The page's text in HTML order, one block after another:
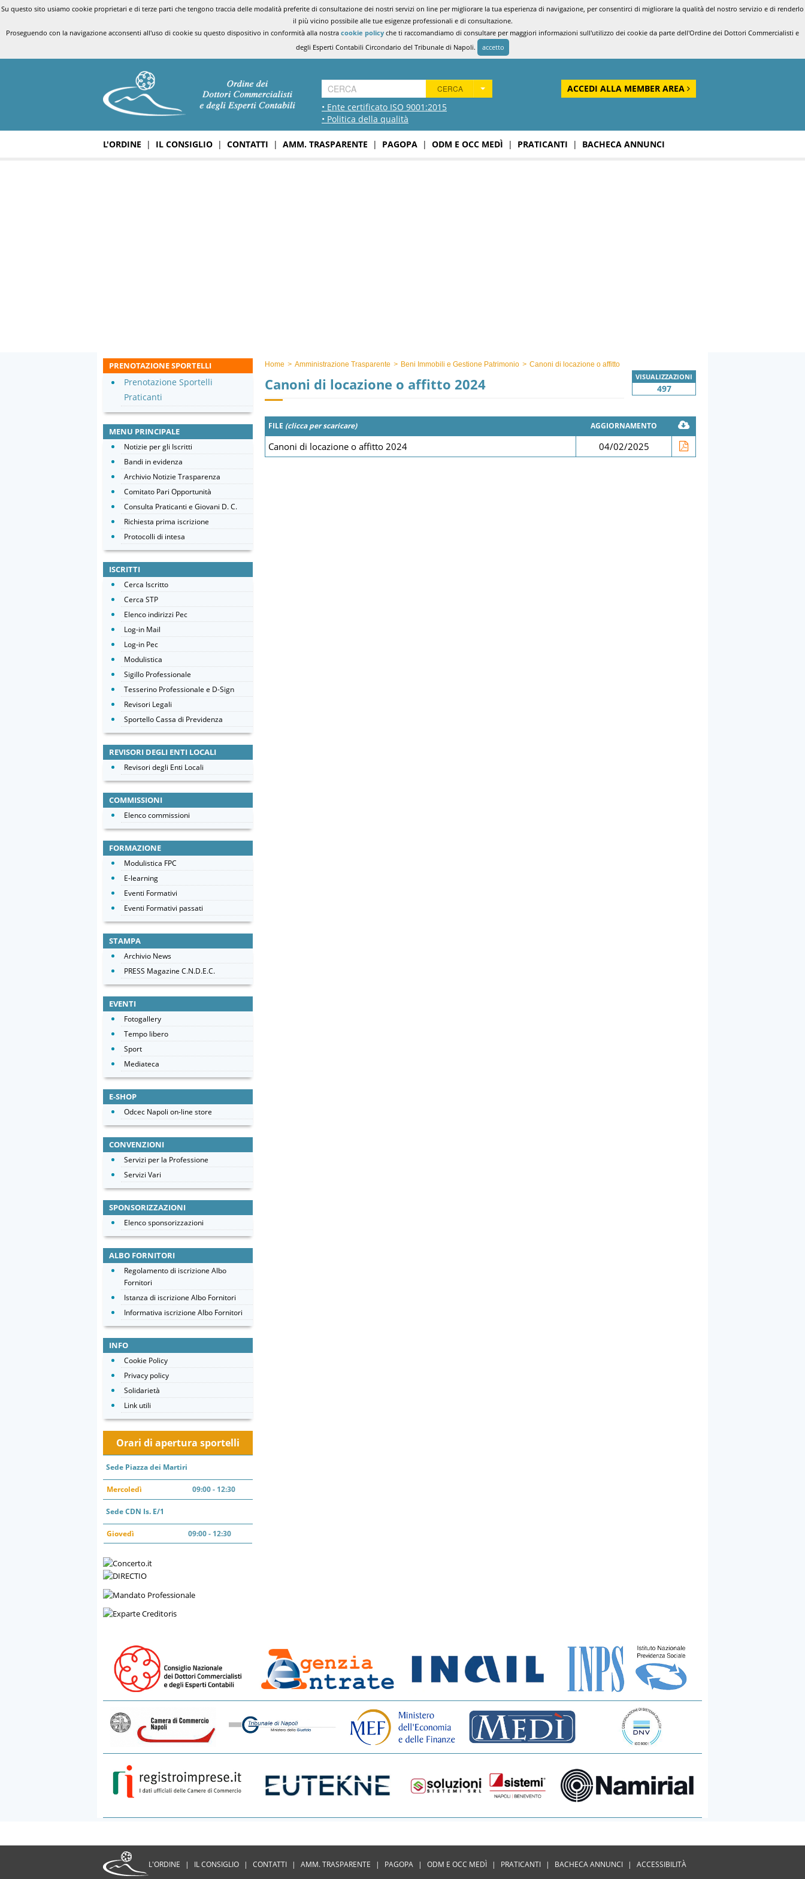
Su questo sito usiamo cookie proprietari e di terze parti che tengono traccia delle modalità preferite di consultazione dei nostri servizi on line per migliorare la tua esperienza di navigazione, per consentirci di migliorare la qualità del nostro servizio e di renderlo
il più vicino possibile alle tue esigenze professionali e di consultazione.
Proseguendo con la navigazione acconsenti all'uso di cookie su questo dispositivo in conformità alla nostra cookie policy che ti raccomandiamo di consultare per maggiori informazioni sull'utilizzo dei cookie da parte dell'Ordine dei Dottori Commercialisti e
degli Esperti Contabili Circondario del Tribunale di Napoli.
accetto
• Ente certificato ISO 9001:2015
• Politica della qualità
CERCA ACCEDI ALLA MEMBER AREA
L'ORDINE | IL CONSIGLIO | CONTATTI | AMM. TRASPARENTE | PAGOPA | ODM E OCC MEDÌ | PRATICANTI | BACHECA ANNUNCI
Home > Amministrazione Trasparente > Beni Immobili e Gestione Patrimonio > Canoni di locazione o affitto
Canoni di locazione o affitto 2024 VISUALIZZAZIONI
497
FILE (clicca per scaricare) AGGIORNAMENTO
Canoni di locazione o affitto 2024 04/02/2025
PRENOTAZIONE SPORTELLI
Prenotazione Sportelli
Praticanti
MENU PRINCIPALE
Notizie per gli Iscritti
Bandi in evidenza
Archivio Notizie Trasparenza
Comitato Pari Opportunità
Consulta Praticanti e Giovani D. C.
Richiesta prima iscrizione
Protocolli di intesa
ISCRITTI
Cerca Iscritto
Cerca STP
Elenco indirizzi Pec
Log-in Mail
Log-in Pec
Modulistica
Sigillo Professionale
Tesserino Professionale e D-Sign
Revisori Legali
Sportello Cassa di Previdenza
REVISORI DEGLI ENTI LOCALI
Revisori degli Enti Locali
COMMISSIONI
Elenco commissioni
FORMAZIONE
Modulistica FPC
E-learning
Eventi Formativi
Eventi Formativi passati
STAMPA
Archivio News
PRESS Magazine C.N.D.E.C.
EVENTI
Fotogallery
Tempo libero
Sport
Mediateca
E-SHOP
Odcec Napoli on-line store
CONVENZIONI
Servizi per la Professione
Servizi Vari
SPONSORIZZAZIONI
Elenco sponsorizzazioni
ALBO FORNITORI
Regolamento di iscrizione Albo
Fornitori
Istanza di iscrizione Albo Fornitori
Informativa iscrizione Albo Fornitori
INFO
Cookie Policy
Privacy policy
Solidarietà
Link utili
Orari di apertura sportelli
Sede Piazza dei Martiri
Mercoledì 09:00 - 12:30
Sede CDN Is. E/1
Giovedì 09:00 - 12:30
L'ORDINE | IL CONSIGLIO | CONTATTI | AMM. TRASPARENTE | PAGOPA | ODM E OCC MEDÌ | PRATICANTI | BACHECA ANNUNCI | ACCESSIBILITÀ